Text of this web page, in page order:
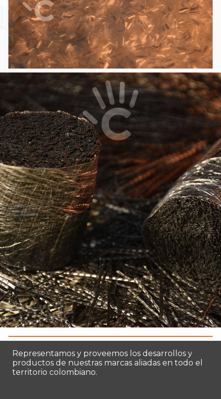
Representamos y proveemos los desarrollos y
productos de nuestras marcas aliadas en todo el
territorio colombiano.